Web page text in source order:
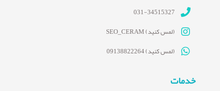
031-34515327
(لمس کنید) SEO_CERAM
(لمس کنید) 09138822264
خدمات